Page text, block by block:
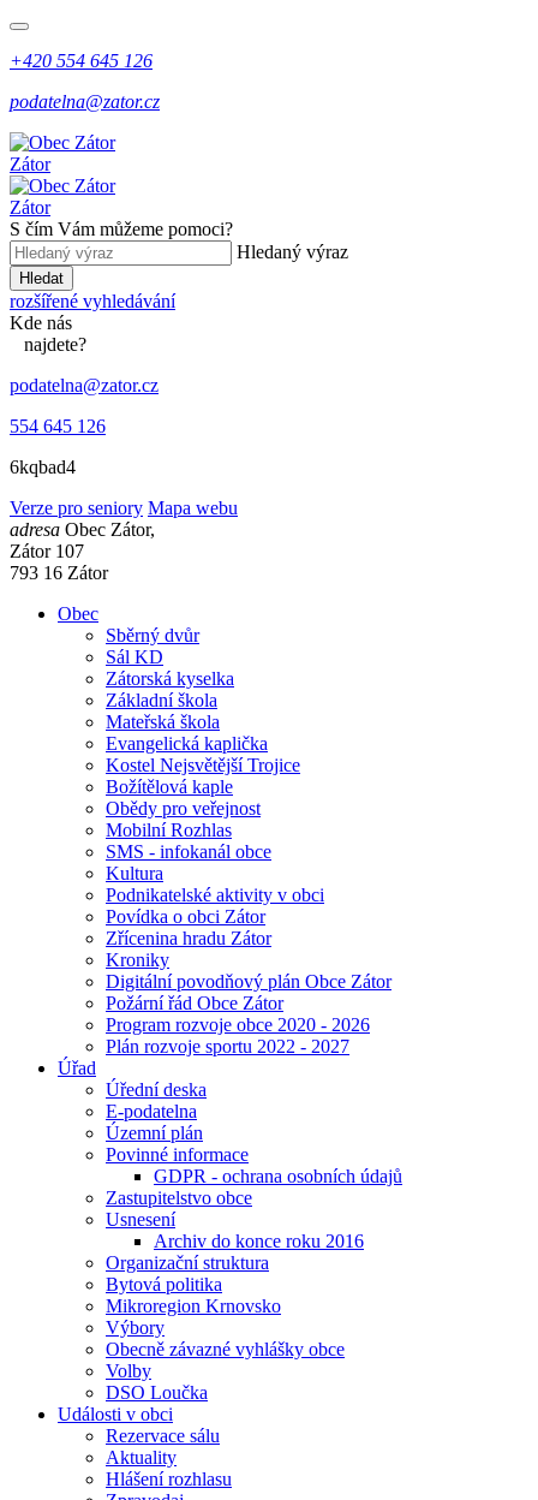
+420 554 645 126
podatelna@zator.cz
Zátor
Zátor
S čím Vám můžeme pomoci?
Hledaný výraz
Hledat
rozšířené vyhledávání
Kde nás
najdete?
podatelna@zator.cz
554 645 126
6kqbad4
Verze pro seniory Mapa webu
adresa Obec Zátor,
Zátor 107
793 16 Zátor
Obec
Sběrný dvůr
Sál KD
Zátorská kyselka
Základní škola
Mateřská škola
Evangelická kaplička
Kostel Nejsvětější Trojice
Božítělová kaple
Obědy pro veřejnost
Mobilní Rozhlas
SMS - infokanál obce
Kultura
Podnikatelské aktivity v obci
Povídka o obci Zátor
Zřícenina hradu Zátor
Kroniky
Digitální povodňový plán Obce Zátor
Požární řád Obce Zátor
Program rozvoje obce 2020 - 2026
Plán rozvoje sportu 2022 - 2027
Úřad
Úřední deska
E-podatelna
Územní plán
Povinné informace
GDPR - ochrana osobních údajů
Zastupitelstvo obce
Usnesení
Archiv do konce roku 2016
Organizační struktura
Bytová politika
Mikroregion Krnovsko
Výbory
Obecně závazné vyhlášky obce
Volby
DSO Loučka
Události v obci
Rezervace sálu
Aktuality
Hlášení rozhlasu